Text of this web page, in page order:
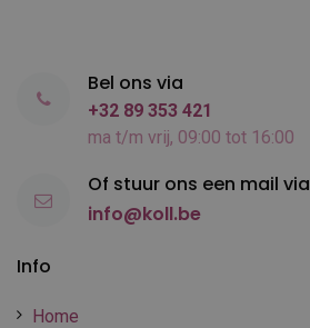
Info
Home
Bel ons via
+32 89 353 421
ma t/m vrij, 09:00 tot 16:00
Of stuur ons een mail via
info@koll.be